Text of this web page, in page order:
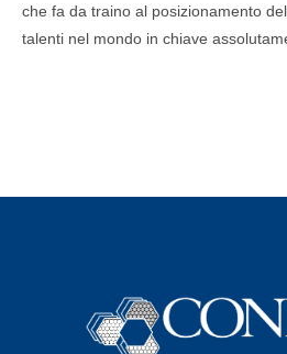
che fa da traino al posizionamento
talenti nel mondo in chiave